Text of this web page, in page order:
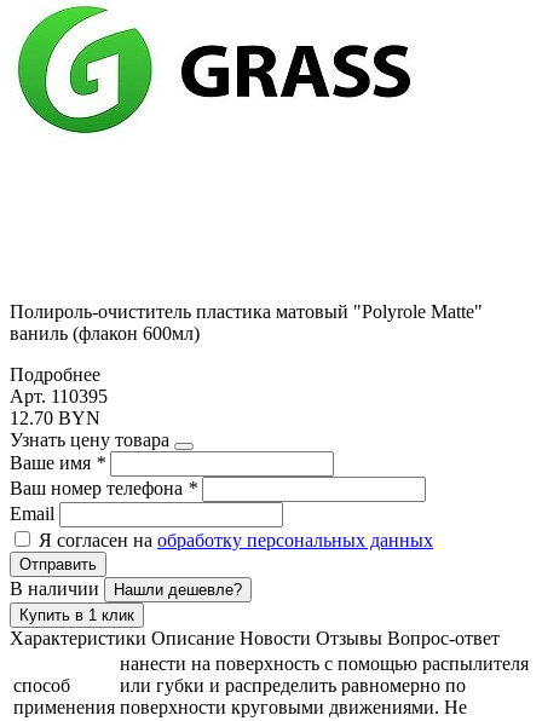
Полироль-очиститель пластика матовый "Polyrole Matte"
ваниль (флакон 600мл)
Подробнее
Арт. 110395
12.70 BYN
Узнать цену товара
Ваше имя *
Ваш номер телефона *
Email
Я согласен на обработку персональных данных
Отправить
В наличии
Нашли дешевле?
Купить в 1 клик
Характеристики Описание Новости Отзывы Вопрос-ответ
способ
применения
нанести на поверхность с помощью распылителя
или губки и распределить равномерно по
поверхности круговыми движениями. Не